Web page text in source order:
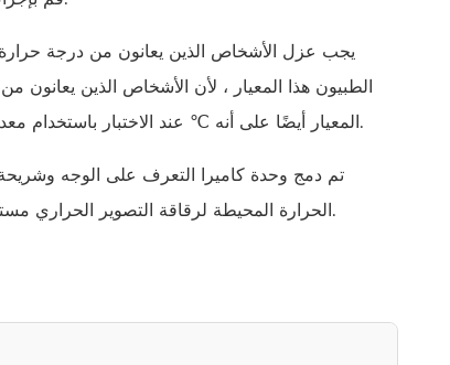
الطبيون هذا المعيار ، لأن الأشخاص الذين
المعيار أيضًا على أنه ℃ عند الاختبار باستخدام معدات قياس درجة الحرارة بالأشعة تحت الحمراء ؟ هذه المسألة تحتاج إلى دراسة جدية.
تم دمج وحدة كاميرا التعرف على الوجه
الحرارة المحيطة لرقاقة التصوير الحراري مستقرة ، بحيث لا ترتفع درجة الحرارة بسبب العمل طويل الأجل وتؤثر على دقة الكشف.